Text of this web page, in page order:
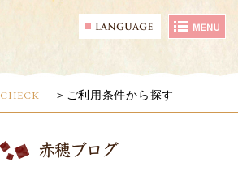
CHECK ご利用条件から探す
赤穂ブログ